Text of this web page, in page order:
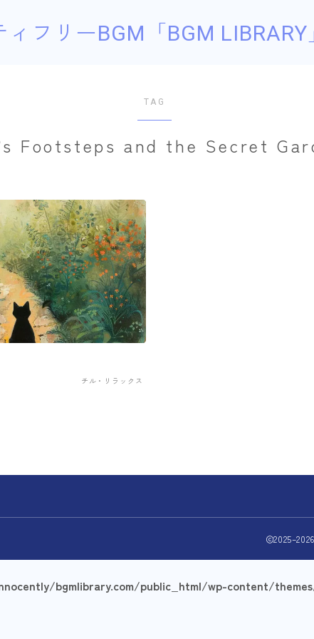
フリーBGM「BGM LIBRARY
TAG
Footsteps and the Secret
チル・リラックス
bgmlibrary.com/public_html/wp-content/